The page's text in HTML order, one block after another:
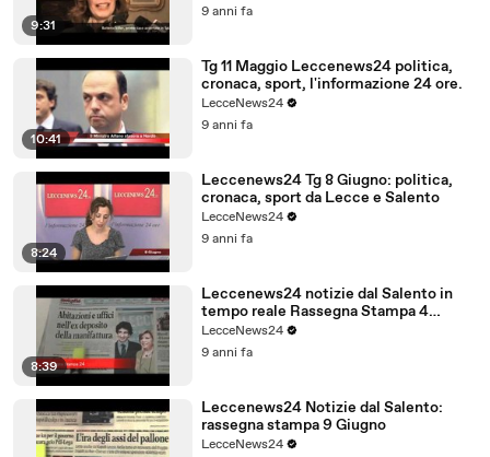
9:31
9 anni fa
10:41
Tg 11 Maggio Leccenews24 politica,
cronaca, sport, l'informazione 24 ore.
LecceNews24
9 anni fa
8:24
Leccenews24 Tg 8 Giugno: politica,
cronaca, sport da Lecce e Salento
LecceNews24
9 anni fa
8:39
Leccenews24 notizie dal Salento in
tempo reale Rassegna Stampa 4
Giugno
LecceNews24
9 anni fa
Leccenews24 Notizie dal Salento:
rassegna stampa 9 Giugno
LecceNews24